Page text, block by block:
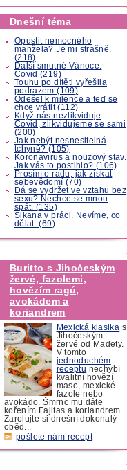
Dnešní téma
Opustit nemocného
manžela? Je mi strašně.
(218)
Další smutné Vánoce.
Covid (219)
Touhu po dítěti vyřešila
podrazem (109)
Odešel k milence a teď se
chce vrátit (112)
Když nás nezlikviduje
Covid, zlikvidujeme se sami
(200)
Jak nebýt nesnesitelná
tchyně? (105)
Koronavirus a nouzový stav.
Jak vás to postihlo? (106)
Prosím o radu, jak získat
sebevědomí (70)
Dá se vydržet ve vztahu bez
sexu? Nechce se mnou
spát. (135)
Šikana v práci. Nevíme, co
dělat. (69)
Buritto s Jihočeským
žervé, fazolemi,
hovězím ragú,
avokádem a
koriandrem
Mexická klasika s
Jihočeským
žervé od Madety.
V tomto
jednoduchém
receptu nechybí
kvalitní hovězí
maso, mexické
fazole nebo
avokádo. Šmrnc mu dáte
kořením Fajitas a koriandrem.
Zarolujte si dnešní dokonalý
oběd...
pošlete nám recept